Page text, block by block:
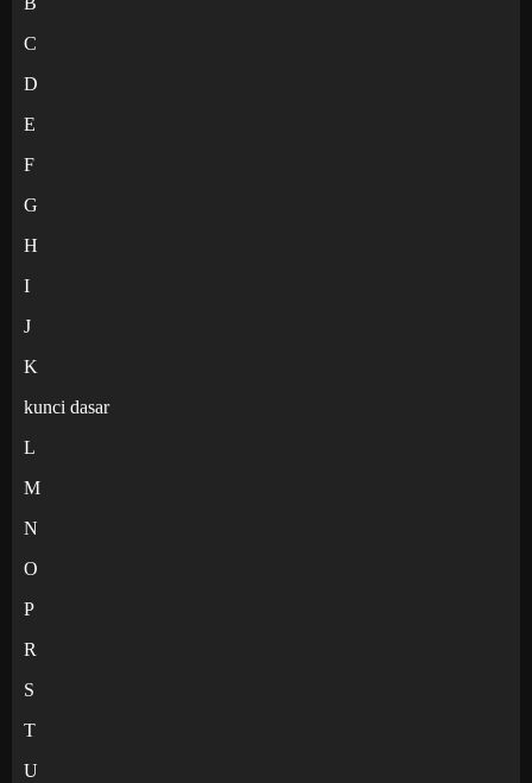
C
D
E
F
G
H
I
J
K
kunci dasar
L
M
N
O
P
R
S
T
U